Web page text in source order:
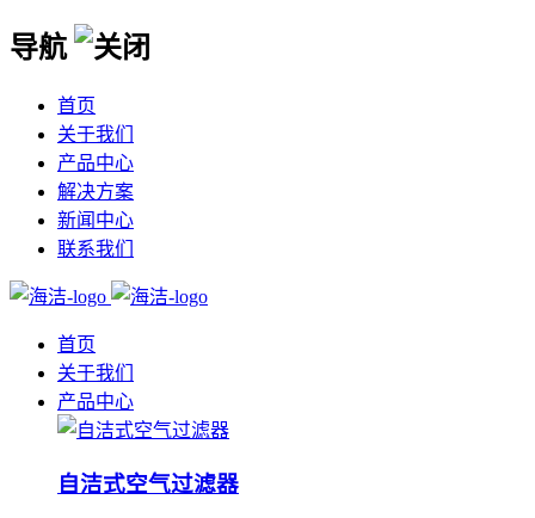
导航
首页
关于我们
产品中心
解决方案
新闻中心
联系我们
首页
关于我们
产品中心
自洁式空气过滤器